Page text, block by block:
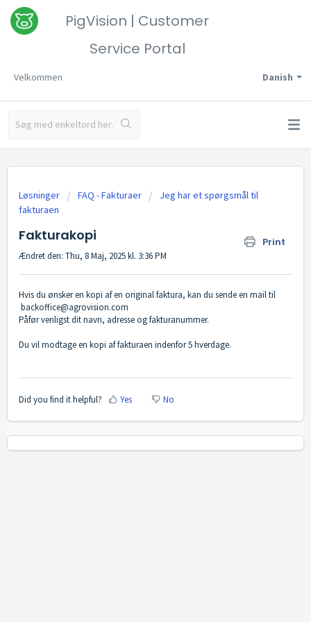
PigVision | Customer
Service Portal
Danish
Velkommen
Løsninger FAQ - Fakturaer
Jeg har et spørgsmål til
fakturaen
Fakturakopi Print
Ændret den: Thu, 8 Maj, 2025 kl. 3:36 PM
Hvis du ønsker en kopi af en original faktura, kan du sende en mail til
backoffice@agrovision.com
Påfør venligst dit navn, adresse og fakturanummer.
Du vil modtage en kopi af fakturaen indenfor 5 hverdage.
Did you find it helpful? Yes No